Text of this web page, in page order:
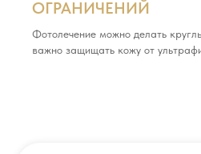
ОГРАНИЧЕНИЙ
Фотолечение можно делать
важно защищать кожу от